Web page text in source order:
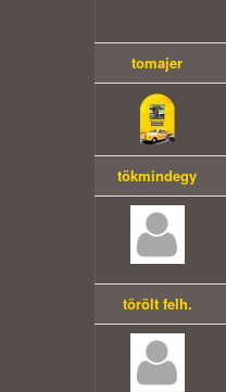
tomajer
tökmindegy
törölt felh.